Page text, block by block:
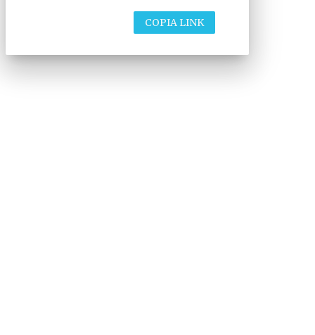
COPIA LINK